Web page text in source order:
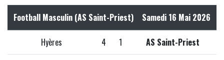
Football Masculin (AS Saint-Priest) Samedi 16 Mai 2026
Hyères 4 1 AS Saint-Priest